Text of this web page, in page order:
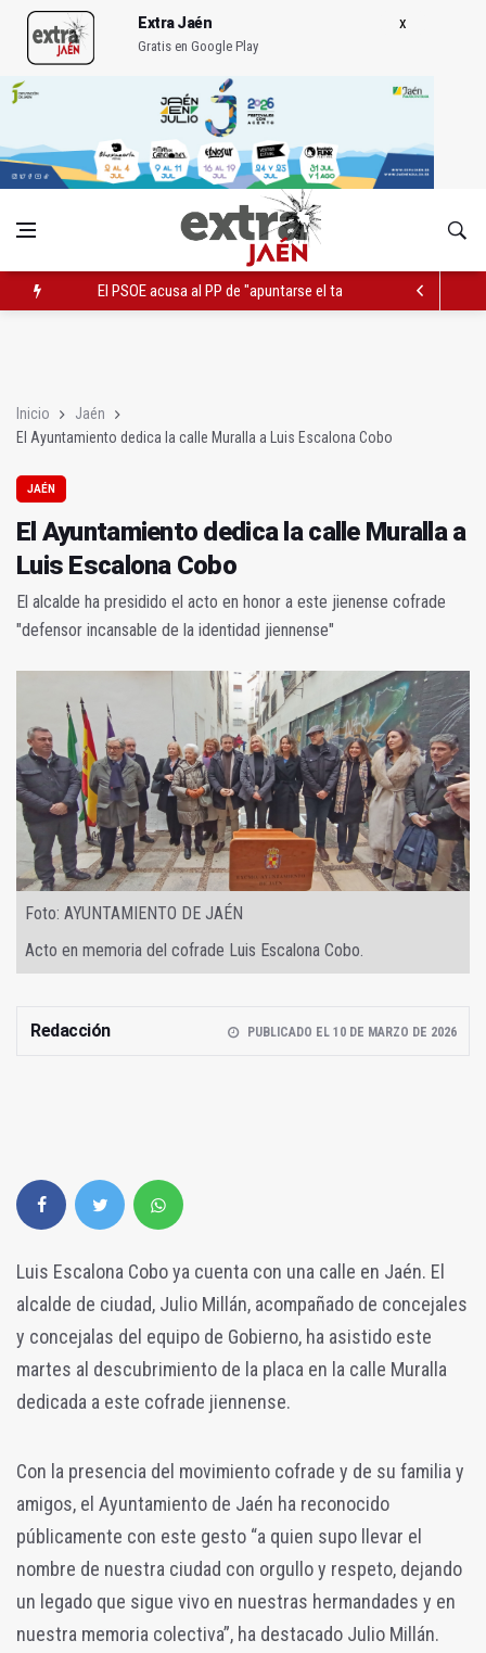
Extra Jaén
Gratis en Google Play
El PSOE acusa al PP de "apuntarse el tanto" de los datos de
Inicio
Jaén
El Ayuntamiento dedica la calle Muralla a Luis Escalona Cobo
JAÉN
El Ayuntamiento dedica la calle Muralla a
Luis Escalona Cobo
El alcalde ha presidido el acto en honor a este jienense cofrade
"defensor incansable de la identidad jiennense"
Foto: AYUNTAMIENTO DE JAÉN
Acto en memoria del cofrade Luis Escalona Cobo.
Redacción PUBLICADO EL 10 DE MARZO DE 2026
Luis Escalona Cobo ya cuenta con una calle en Jaén. El
alcalde de ciudad, Julio Millán, acompañado de concejales
y concejalas del equipo de Gobierno, ha asistido este
martes al descubrimiento de la placa en la calle Muralla
dedicada a este cofrade jiennense.
Con la presencia del movimiento cofrade y de su familia y
amigos, el Ayuntamiento de Jaén ha reconocido
públicamente con este gesto “a quien supo llevar el
nombre de nuestra ciudad con orgullo y respeto, dejando
un legado que sigue vivo en nuestras hermandades y en
nuestra memoria colectiva”, ha destacado Julio Millán.